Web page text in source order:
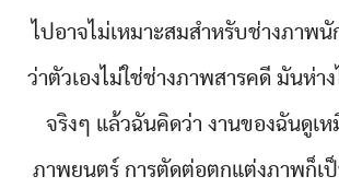
ไปอาจไม่เหมาะสมสำหรับช่างภาพ
ว่าตัวเองไม่ใช่ช่างภาพสารคดี มันห่า
จริงๆ แล้วฉันคิดว่า งานของฉันดูเห
ภาพยนตร์ การตัดต่อตกแต่งภาพก็เ